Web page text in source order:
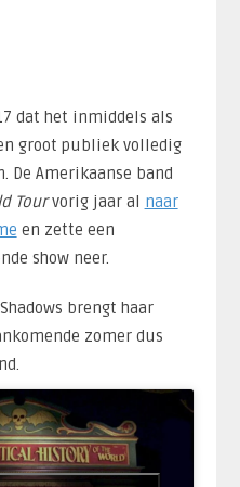
dat het inmiddels als
groot publiek volledig
De Amerikaanse band
Tourvorig jaar al naar
en zette een
show neer.
brengt haar
zomer dus